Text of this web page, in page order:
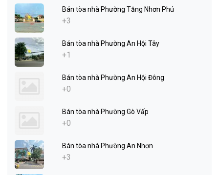
Bán tòa nhà Phường Tăng Nhơn Phú
+3
Bán tòa nhà Phường An Hội Tây
+1
Bán tòa nhà Phường An Hội Đông
+0
Bán tòa nhà Phường Gò Vấp
+0
Bán tòa nhà Phường An Nhơn
+3